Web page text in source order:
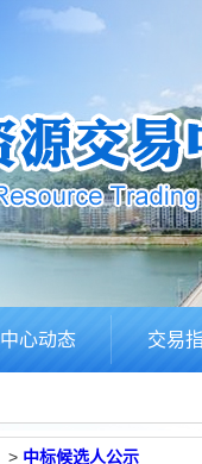
中心动态 交易
> 中标候选人公示